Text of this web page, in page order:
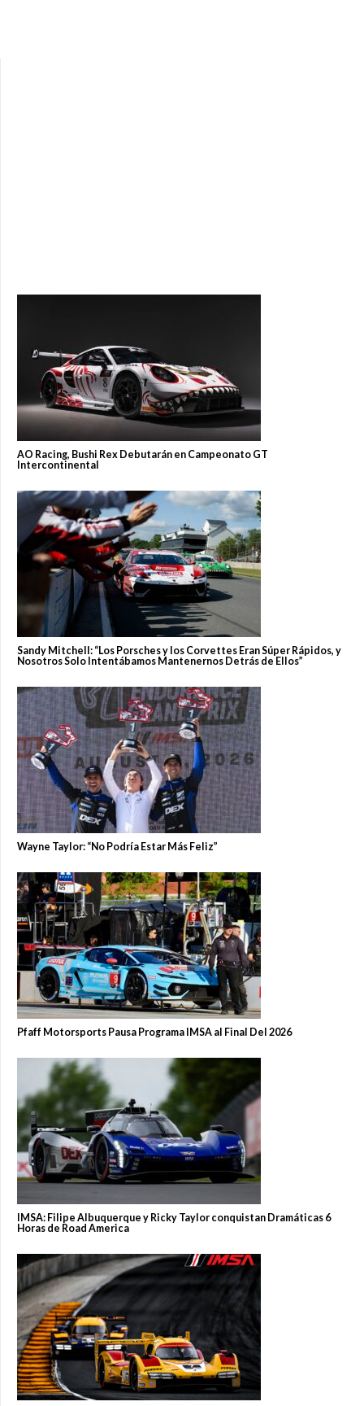
AO Racing, Bushi Rex Debutarán en Campeonato GT
Intercontinental
Sandy Mitchell: “Los Porsches y los Corvettes Eran Súper Rápidos, y
Nosotros Solo Intentábamos Mantenernos Detrás de Ellos”
Wayne Taylor: “No Podría Estar Más Feliz”
Pfaff Motorsports Pausa Programa IMSA al Final Del 2026
IMSA: Filipe Albuquerque y Ricky Taylor conquistan Dramáticas 6
Horas de Road America